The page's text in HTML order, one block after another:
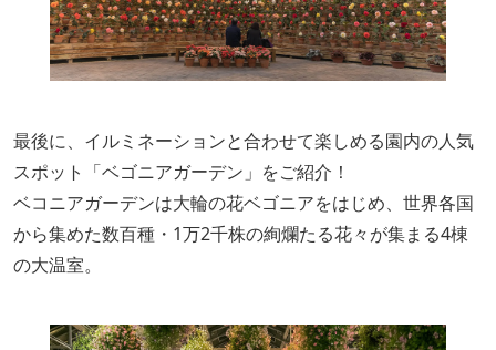
最後に、イルミネーションと合わせて楽しめる園内の人気
スポット「ベゴニアガーデン」をご紹介！
ベコニアガーデンは大輪の花ベゴニアをはじめ、世界各国
から集めた数百種・1万2千株の絢爛たる花々が集まる4棟
の大温室。